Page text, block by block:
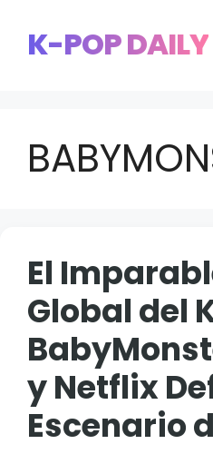
contenido
K-POP DAILY
El
Global del
y Netflix
Escenario